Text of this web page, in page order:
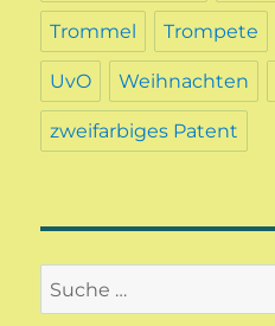
Trommel Trompete
UvO Weihnachten
zweifarbiges Patent
Suche
nach: